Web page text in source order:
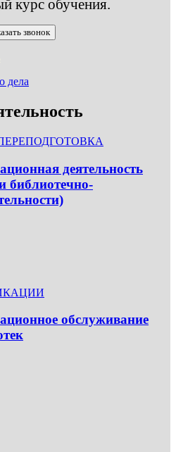
курс обучения.
звонок
дела
деятельность
библиотечно-
обслуживание